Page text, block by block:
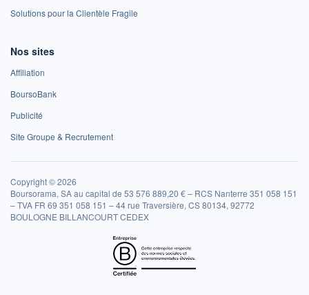
Solutions pour la Clientèle Fragile
Nos sites
Affiliation
BoursoBank
Publicité
Site Groupe & Recrutement
Copyright © 2026
Boursorama, SA au capital de 53 576 889,20 € – RCS Nanterre 351 058 151
– TVA FR 69 351 058 151 – 44 rue Traversière, CS 80134, 92772
BOULOGNE BILLANCOURT CEDEX